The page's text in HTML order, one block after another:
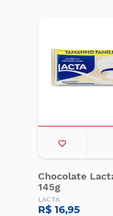
Chocolate
145g
LACTA
R$ 16,95